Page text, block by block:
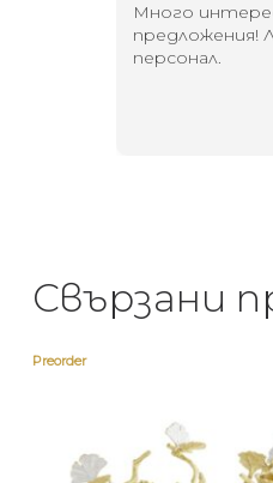
Много
предложения!
персонал.
Свързани
Preorder